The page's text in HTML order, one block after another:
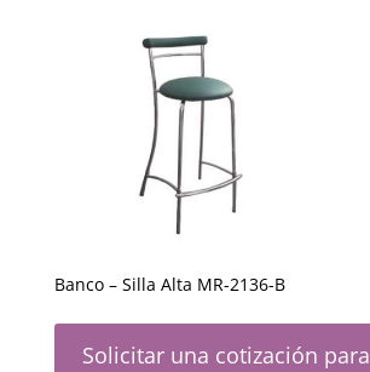
Banco – Silla Alta MR-2136-B
Solicitar una cotización para